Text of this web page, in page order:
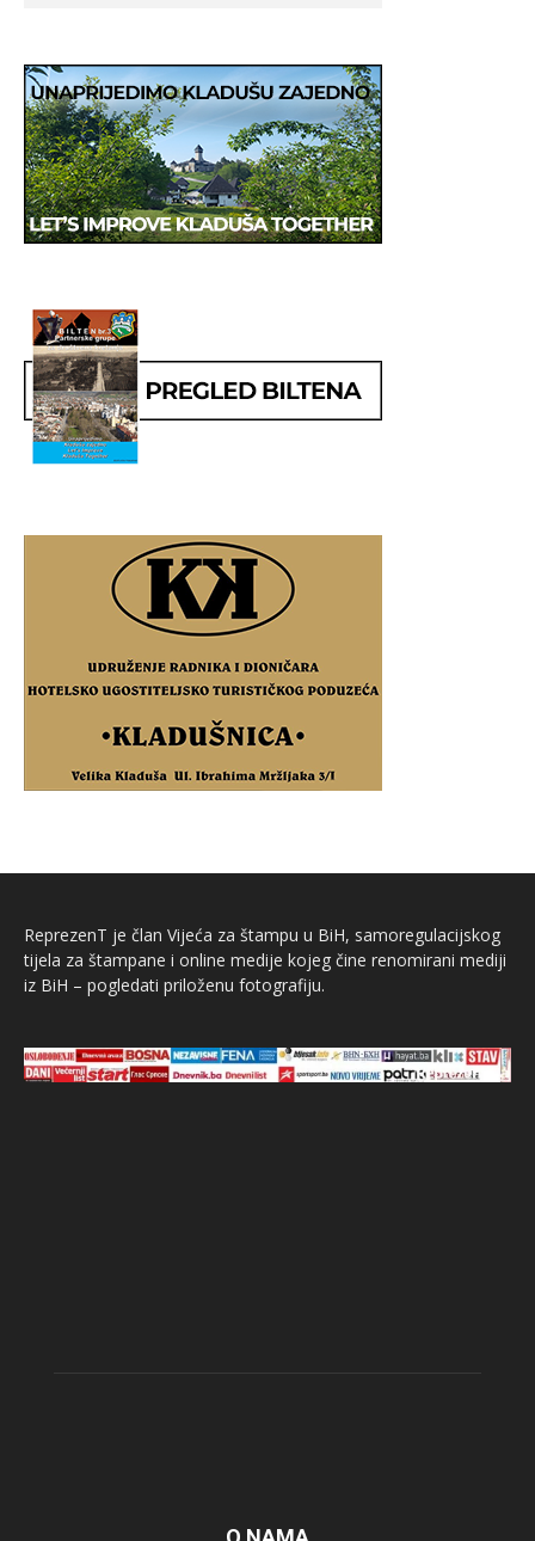
ReprezenT je član Vijeća za štampu u BiH, samoregulacijskog
tijela za štampane i online medije kojeg čine renomirani mediji
iz BiH – pogledati priloženu fotografiju.